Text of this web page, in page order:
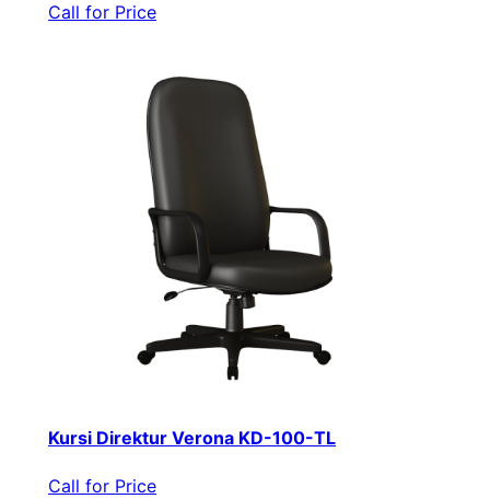
Call for Price
Kursi Direktur Verona KD-100-TL
Call for Price